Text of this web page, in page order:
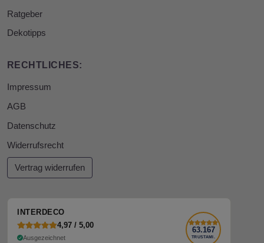
Ratgeber
Dekotipps
RECHTLICHES:
Impressum
AGB
Datenschutz
Widerrufsrecht
Vertrag widerrufen
INTERDECO
4,97 / 5,00
Ausgezeichnet
63.167
TRUSTAMI.